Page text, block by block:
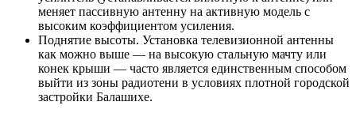
меняет пассивную антенну на активную модель с
высоким коэффициентом усиления.
Поднятие высоты. Установка телевизионной антенны
как можно выше — на высокую стальную мачту или
конек крыши — часто является единственным способом
выйти из зоны радиотени в условиях плотной городской
застройки Балашихе.